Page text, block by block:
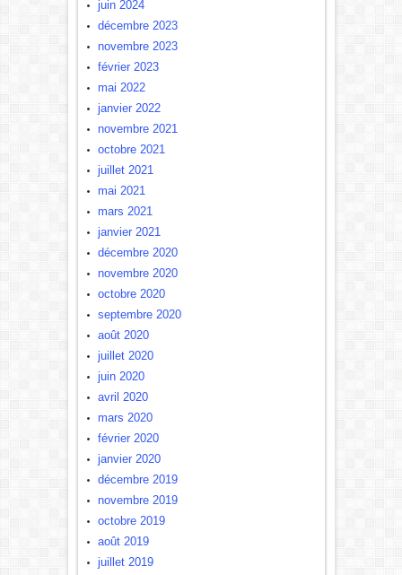
juin 2024
décembre 2023
novembre 2023
février 2023
mai 2022
janvier 2022
novembre 2021
octobre 2021
juillet 2021
mai 2021
mars 2021
janvier 2021
décembre 2020
novembre 2020
octobre 2020
septembre 2020
août 2020
juillet 2020
juin 2020
avril 2020
mars 2020
février 2020
janvier 2020
décembre 2019
novembre 2019
octobre 2019
août 2019
juillet 2019